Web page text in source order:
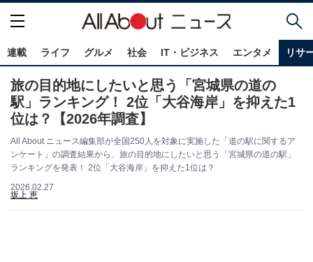
連載 ライフ グルメ 社会 IT・ビジネス エンタメ リサ
旅の目的地にしたいと思う「宮城県の道の
駅」ランキング！ 2位「大谷海岸」を抑えた1
位は？【2026年調査】
All About ニュース編集部が全国250人を対象に実施した「道の駅に関するア
ンケート」の調査結果から、旅の目的地にしたいと思う「宮城県の道の駅」
ランキングを発表！ 2位「大谷海岸」を抑えた1位は？
2026.02.27
坂上 恵